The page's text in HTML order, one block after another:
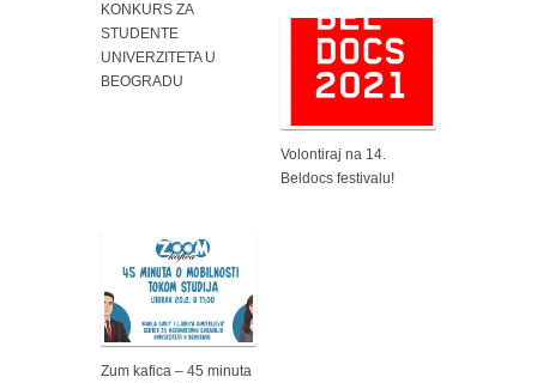
KONKURS ZA
STUDENTE
UNIVERZITETA U
BEOGRADU
Volontiraj na 14.
Beldocs festivalu!
Zum kafica – 45 minuta